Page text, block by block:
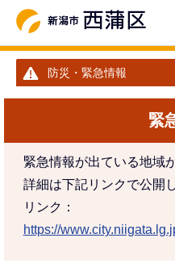
ジ
先
防災・緊急情報
緊
緊急情報が出ている地域
詳細は下記リンクで公開
リンク：
https://